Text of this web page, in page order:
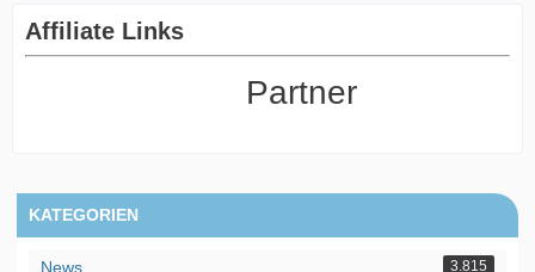
Affiliate Links
Partner
KATEGORIEN
News 3.815